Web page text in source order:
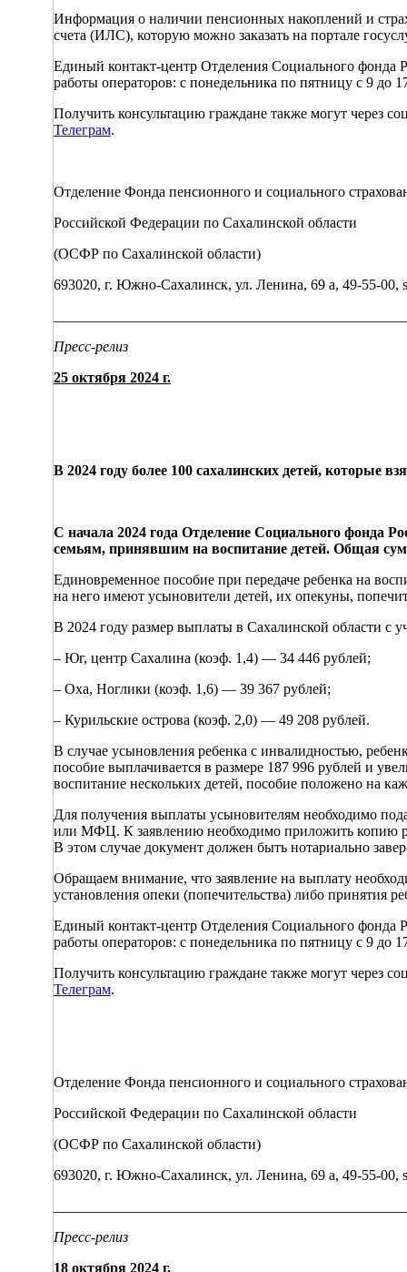
Информация о наличии пенсионных накоплений и
счета (ИЛС), которую можно заказать на портале
Единый контакт-центр Отделения Социального фонда
работы операторов: с понедельника по пятницу с 9 до
Получить консультацию граждане также могут через
Телеграм.
Отделение Фонда пенсионного и социального
Российской Федерации по Сахалинской области
(ОСФР по Сахалинской области)
693020, г. Южно-Сахалинск, ул. Ленина, 69 а, 49-55-00,
Пресс-релиз
25 октября 2024 г.
В 2024 году более 100 сахалинских детей, которые
С начала 2024 года Отделение Социального фонда
семьям, принявшим на воспитание детей. Общая
Единовременное пособие при передаче ребенка на
на него имеют усыновители детей, их опекуны,
В 2024 году размер выплаты в Сахалинской области с
– Юг, центр Сахалина (коэф. 1,4) — 34 446 рублей;
– Оха, Ноглики (коэф. 1,6) — 39 367 рублей;
– Курильские острова (коэф. 2,0) — 49 208 рублей.
В случае усыновления ребенка с инвалидностью,
пособие выплачивается в размере 187 996 рублей и
воспитание нескольких детей, пособие положено на
Для получения выплаты усыновителям необходимо
или МФЦ. К заявлению необходимо приложить копию
В этом случае документ должен быть нотариально
Обращаем внимание, что заявление на выплату
установления опеки (попечительства) либо принятия
Единый контакт-центр Отделения Социального фонда
работы операторов: с понедельника по пятницу с 9 до
Получить консультацию граждане также могут через
Телеграм.
Отделение Фонда пенсионного и социального
Российской Федерации по Сахалинской области
(ОСФР по Сахалинской области)
693020, г. Южно-Сахалинск, ул. Ленина, 69 а, 49-55-00,
Пресс-релиз
18 октября 2024 г.